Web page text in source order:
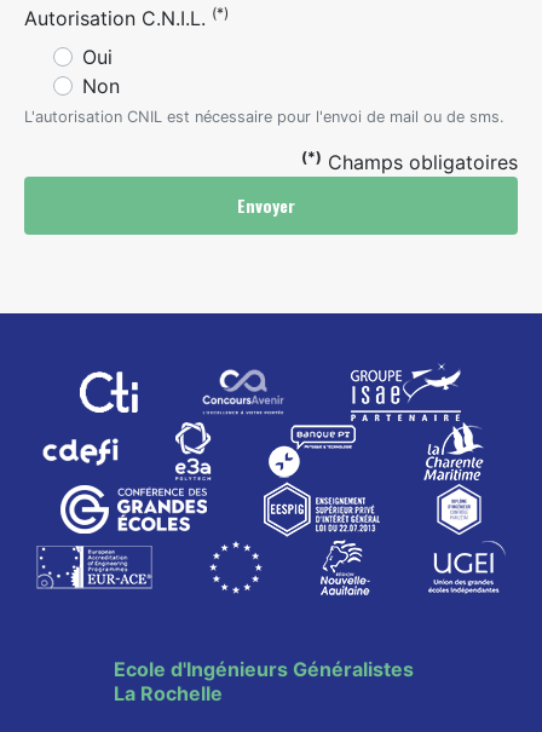
Autorisation C.N.I.L. (*)
Oui
Non
L'autorisation CNIL est nécessaire pour l'envoi de mail ou de sms.
(*) Champs obligatoires
Envoyer
Ecole d'Ingénieurs Généralistes
La Rochelle